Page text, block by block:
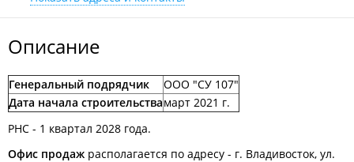
Описание
Генеральный подрядчик
ООО "СУ 107"
Дата начала строительствамарт 2021 г.
РНС - 1 квартал 2028 года.
Офис продаж располагается по адресу - г. Владивосток, ул.